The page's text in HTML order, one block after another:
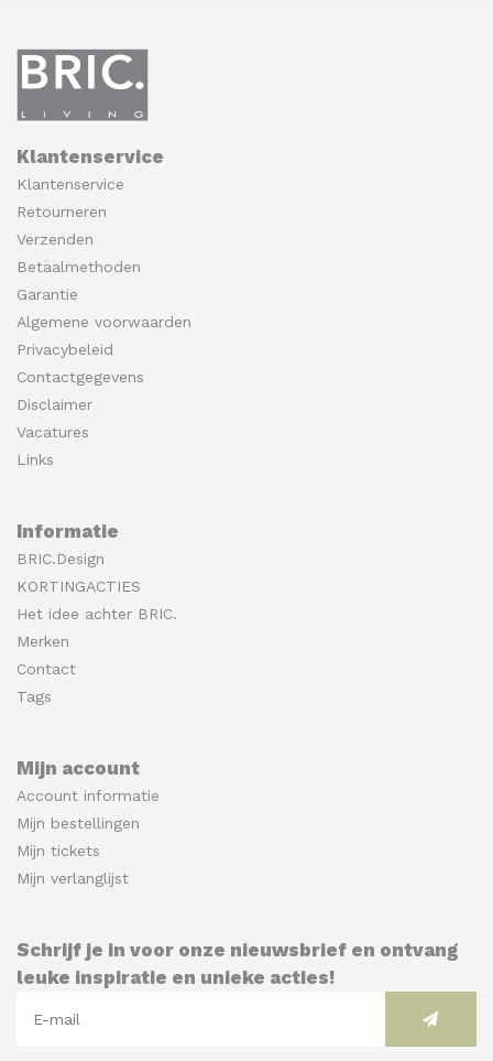
Klantenservice
Klantenservice
Retourneren
Verzenden
Betaalmethoden
Garantie
Algemene voorwaarden
Privacybeleid
Contactgegevens
Disclaimer
Vacatures
Links
Informatie
BRIC.Design
KORTINGACTIES
Het idee achter BRIC.
Merken
Contact
Tags
Mijn account
Account informatie
Mijn bestellingen
Mijn tickets
Mijn verlanglijst
Schrijf je in voor onze nieuwsbrief en ontvang
leuke inspiratie en unieke acties!